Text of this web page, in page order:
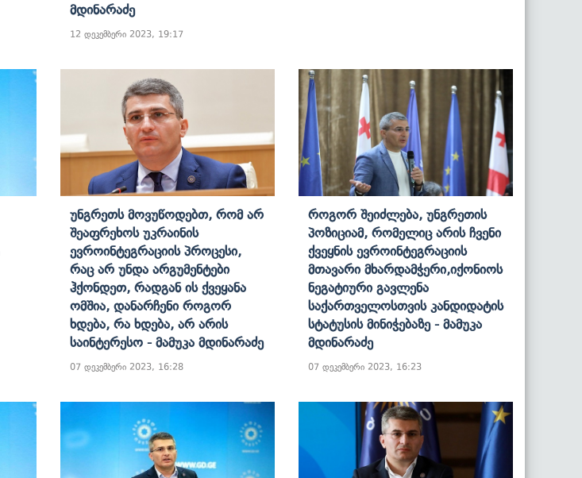
Მდინარაძე
12 დეკემბერი 2023, 19:17
Უნგრეთს Მოვუწოდებთ, Რომ Არ
Შეაფრეხოს Უკრაინის
Ევროინტეგრაციის Პროცესი,
Რაც Არ Უნდა Არგუმენტები
Ჰქონდეთ, Რადგან Ის Ქვეყანა
Ომშია, Დანარჩენი Როგორ
Ხდება, Რა Ხდება, Არ Არის
Საინტერესო - Მამუკა Მდინარაძე
07 დეკემბერი 2023, 16:28
Როგორ Შეიძლება, Უნგრეთის
Პოზიციამ, Რომელიც Არის Ჩვენი
Ქვეყნის Ევროინტეგრაციის
Მთავარი Მხარდამჭერი,იქონიოს
Ნეგატიური Გავლენა
Საქართველოსთვის Კანდიდატის
Სტატუსის Მინიჭებაზე - Მამუკა
Მდინარაძე
07 დეკემბერი 2023, 16:23